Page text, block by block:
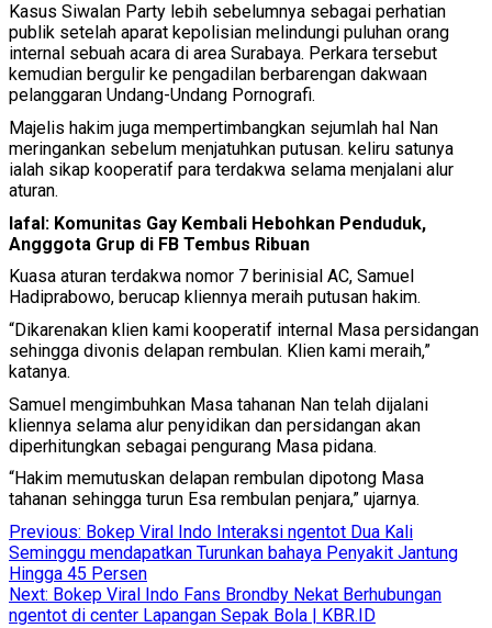
Kasus Siwalan Party lebih sebelumnya sebagai perhatian
publik setelah aparat kepolisian melindungi puluhan orang
internal sebuah acara di area Surabaya. Perkara tersebut
kemudian bergulir ke pengadilan berbarengan dakwaan
pelanggaran Undang-Undang Pornografi.
Majelis hakim juga mempertimbangkan sejumlah hal Nan
meringankan sebelum menjatuhkan putusan. keliru satunya
ialah sikap kooperatif para terdakwa selama menjalani alur
aturan.
lafal: Komunitas Gay Kembali Hebohkan Penduduk,
Angggota Grup di FB Tembus Ribuan
Kuasa aturan terdakwa nomor 7 berinisial AC, Samuel
Hadiprabowo, berucap kliennya meraih putusan hakim.
“Dikarenakan klien kami kooperatif internal Masa persidangan
sehingga divonis delapan rembulan. Klien kami meraih,”
katanya.
Samuel mengimbuhkan Masa tahanan Nan telah dijalani
kliennya selama alur penyidikan dan persidangan akan
diperhitungkan sebagai pengurang Masa pidana.
“Hakim memutuskan delapan rembulan dipotong Masa
tahanan sehingga turun Esa rembulan penjara,” ujarnya.
Post
navigation
Previous: Bokep Viral Indo Interaksi ngentot Dua Kali
Seminggu mendapatkan Turunkan bahaya Penyakit Jantung
Hingga 45 Persen
Next: Bokep Viral Indo Fans Brondby Nekat Berhubungan
ngentot di center Lapangan Sepak Bola | KBR.ID